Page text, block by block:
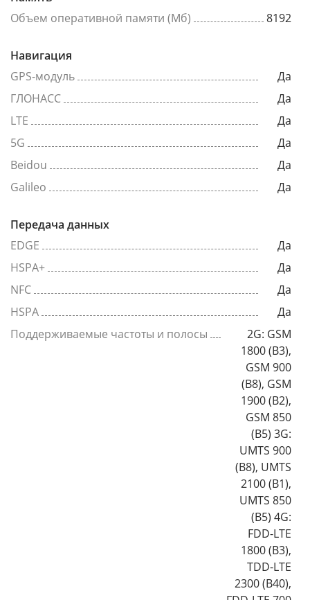
Объем оперативной памяти (Мб)
8192
Навигация
GPS-модуль
Да
ГЛОНАСС
Да
LTE
Да
5G
Да
Beidou
Да
Galileo
Да
Передача данных
EDGE
Да
HSPA+
Да
NFC
Да
HSPA
Да
Поддерживаемые частоты и полосы
2G: GSM
1800 (B3),
GSM 900
(B8), GSM
1900 (B2),
GSM 850
(B5) 3G:
UMTS 900
(B8), UMTS
2100 (B1),
UMTS 850
(B5) 4G:
FDD-LTE
1800 (B3),
TDD-LTE
2300 (B40),